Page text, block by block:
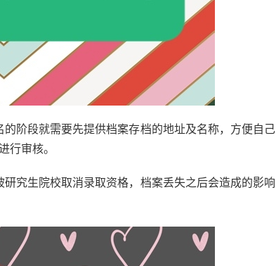
阶段就需要先提供档案存档的地址及名称，方便自己
行审核。
究生院校取消录取资格，档案丢失之后会造成的影响